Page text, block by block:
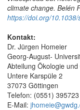
climate change. Belén
https://doi.org/
Kontakt:
Dr. Jürgen Homeier
Georg-August-
Abteilung Ökologie
Untere Karspüle 2
37073 Göttingen
Telefon: (0551) 395723
E-Mail: